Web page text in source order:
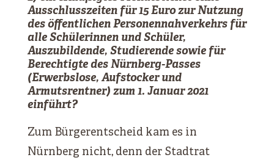
Ausschlusszeiten für 15 Euro zur Nutzung
des öffentlichen Personennahverkehrs für
alle Schülerinnen und Schüler,
Auszubildende, Studierende sowie für
Berechtigte des Nürnberg-Passes
(Erwerbslose, Aufstocker und
Armutsrentner) zum 1. Januar 2021
einführt?
Zum Bürgerentscheid kam es in
Nürnberg nicht, denn der Stadtrat